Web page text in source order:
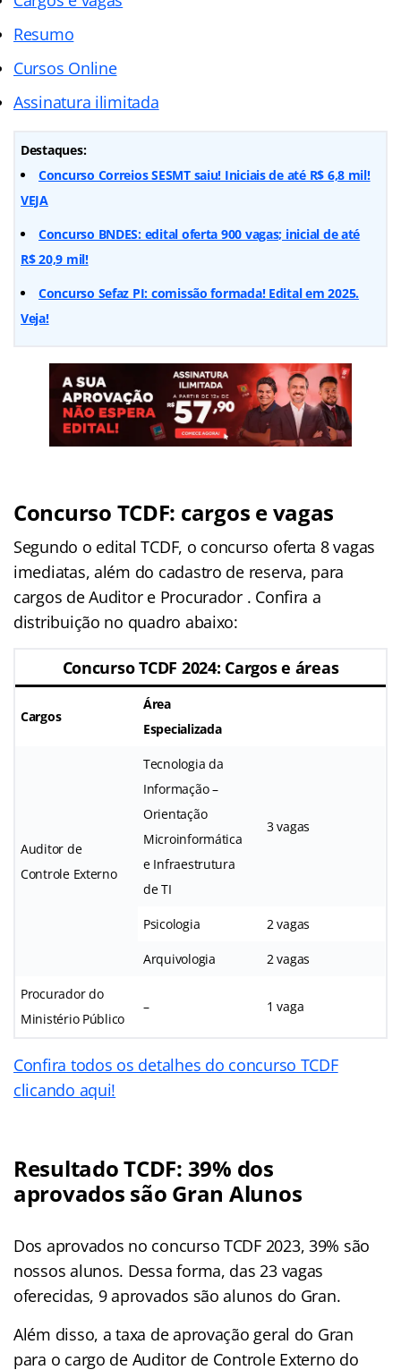
Resumo
Cursos Online
Assinatura ilimitada
Destaques:
Concurso Correios SESMT saiu! Iniciais de até R$ 6,8 mil!
VEJA
Concurso BNDES: edital oferta 900 vagas; inicial de até
R$ 20,9 mil!
Concurso Sefaz PI: comissão formada! Edital em 2025.
Veja!
Concurso TCDF: cargos e vagas
Segundo o edital TCDF, o concurso oferta 8 vagas
imediatas, além do cadastro de reserva, para
cargos de Auditor e Procurador . Confira a
distribuição no quadro abaixo:
Concurso TCDF 2024: Cargos e áreas
Cargos
Área
Especializada
Auditor de
Controle Externo
Tecnologia da
Informação –
Orientação
Microinformática
e Infraestrutura
de TI
3 vagas
Psicologia 2 vagas
Arquivologia 2 vagas
Procurador do
Ministério Público
– 1 vaga
Confira todos os detalhes do concurso TCDF
clicando aqui!
Resultado TCDF: 39% dos
aprovados são Gran Alunos
Dos aprovados no concurso TCDF 2023, 39% são
nossos alunos. Dessa forma, das 23 vagas
oferecidas, 9 aprovados são alunos do Gran.
Além disso, a taxa de aprovação geral do Gran
para o cargo de Auditor de Controle Externo do